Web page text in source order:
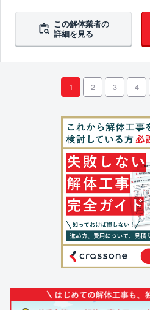
この解体業者の
詳細を見る
1 2 3 4